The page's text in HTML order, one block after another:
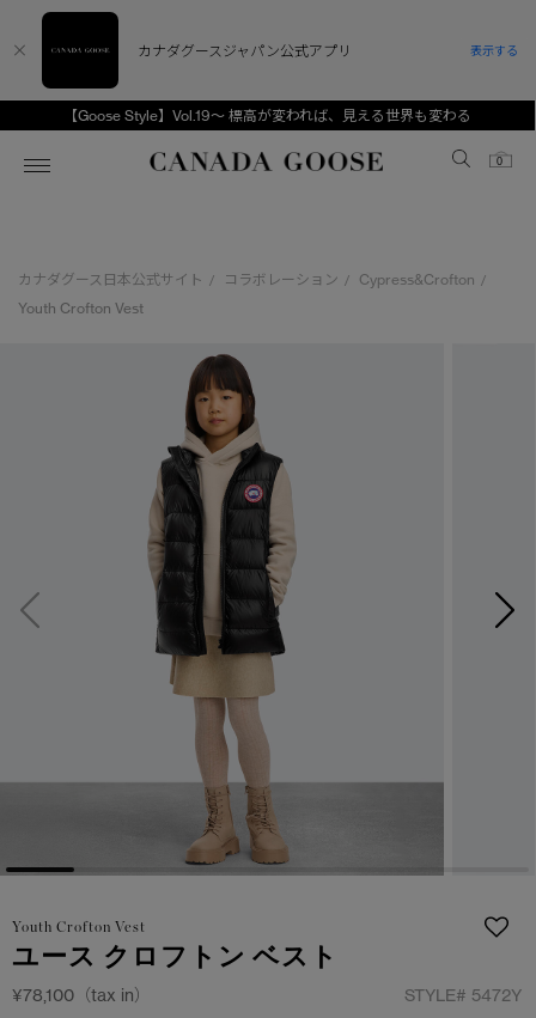
【Goose Style】Vol.19～ 標高が変われば、見える世界も変わる
Canada Goose
0
ディスカバー
アンバサダー
スプリングコレクション
新着アイテム
ベストセラー
サマー 26 コレクション
サマー 26 コレクションLOOK
日本限定モデル
スノーグース
メイドインジャパンTシャツ
アウターウェア
アクセサリー
フットウェア
コレクション
新着アイテム
ベストセラー
サマー 26 コレクション
サマー 26 コレクションLOOK
日本限定モデル
スノーグース
メイドインジャパンTシャツ
アウターウェア
アクセサリー
フットウェア
コレクション
ベビー（0‐24ヵ月)
キッズ（2‐7歳)
ユース（6＋歳)
コレクション
CANADA GOOSE Generationsは、アウター
ウェアの下取り・再販を通じて、長く愛される製
品の価値を受け継いでいきます。
アーカイブの希少なピースもご覧いただけます。
詳しく見る
下取り申請
カナダグース日本公式サイト / コラボレーション / Cypress&Crofton /
Youth Crofton Vest
Youth Crofton Vest
ユース クロフトン ベスト
¥78,100（tax in） STYLE# 5472Y
カナダグースジャパン公式アプリ 表示する